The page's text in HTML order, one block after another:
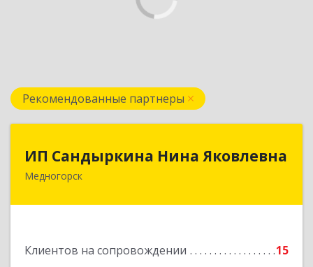
Рекомендованные партнеры
ИП Сандыркина Нина Яковлевна
Медногорск
Клиентов на сопровождении 15
462270, Оренбургская обл, Медногорск г,